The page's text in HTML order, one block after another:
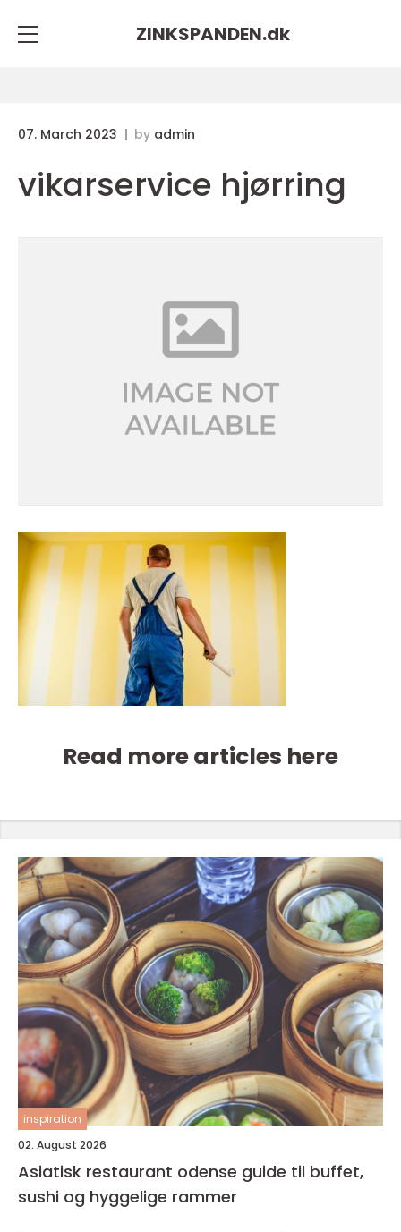
ZINKSPANDEN.dk
07. March 2023 by admin
vikarservice hjørring
Read more articles here
inspiration
02. August 2026
Asiatisk restaurant odense guide til buffet,
sushi og hyggelige rammer